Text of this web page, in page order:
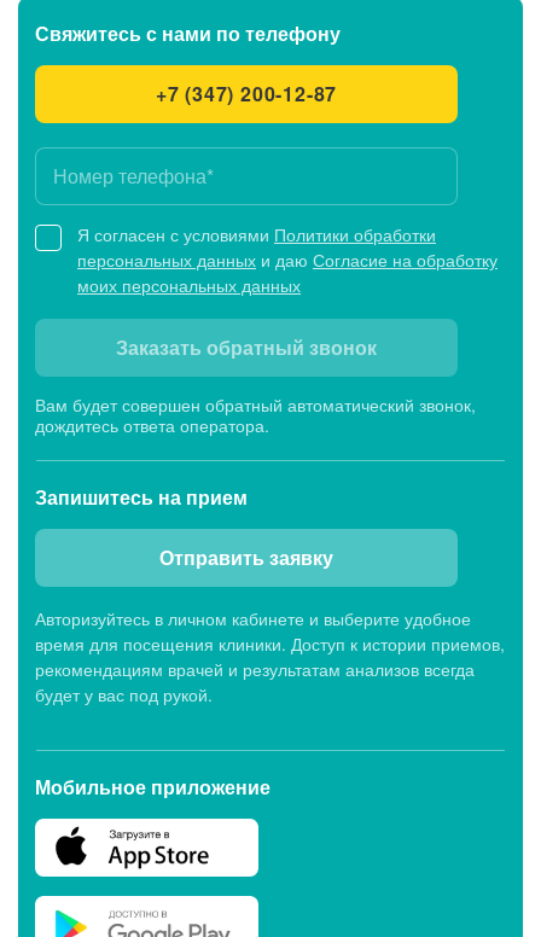
Свяжитесь с нами по телефону
+7 (347) 200-12-87
Я согласен с условиями Политики обработки
персональных данных и даю Согласие на обработку
моих персональных данных
Заказать обратный звонок
Вам будет совершен обратный автоматический звонок,
дождитесь ответа оператора.
Запишитесь на прием
Отправить заявку
Авторизуйтесь в личном кабинете и выберите удобное
время для посещения клиники. Доступ к истории приемов,
рекомендациям врачей и результатам анализов всегда
будет у вас под рукой.
Мобильное приложение